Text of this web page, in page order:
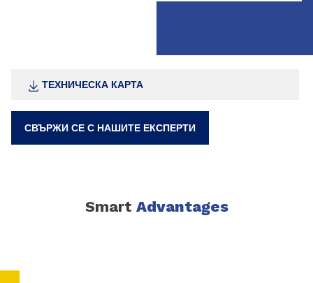
ТЕХНИЧЕСКА КАРТА
СВЪРЖИ СЕ С НАШИТЕ ЕКСПЕРТИ
Smart Advantages